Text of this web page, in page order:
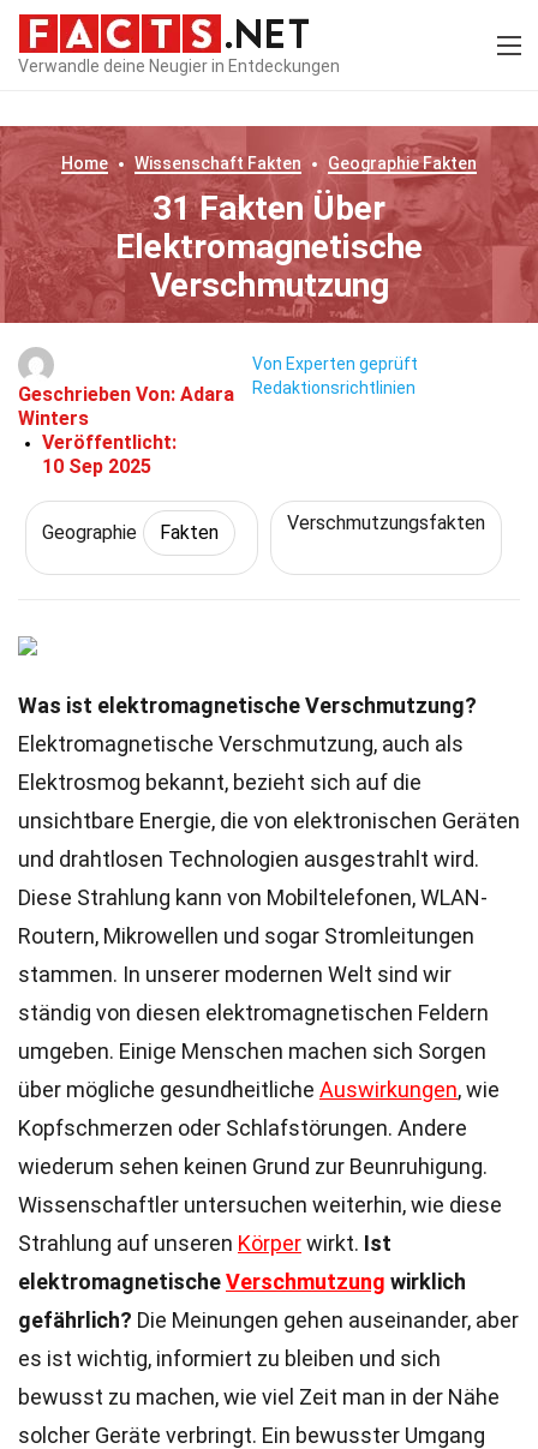
Verwandle deine Neugier in Entdeckungen
Home Wissenschaft Fakten GeographieFakten
31 Fakten Über
Elektromagnetische
Verschmutzung
Geschrieben Von: Adara
Winters
Veröffentlicht:
10 Sep 2025
Von Experten geprüft
Redaktionsrichtlinien
Geographie Fakten Verschmutzungsfakten
Was ist elektromagnetische Verschmutzung?
Elektromagnetische Verschmutzung, auch als
Elektrosmog bekannt, bezieht sich auf die
unsichtbare Energie, die von elektronischen Geräten
und drahtlosen Technologien ausgestrahlt wird.
Diese Strahlung kann von Mobiltelefonen, WLAN-
Routern, Mikrowellen und sogar Stromleitungen
stammen. In unserer modernen Welt sind wir
ständig von diesen elektromagnetischen Feldern
umgeben. Einige Menschen machen sich Sorgen
über mögliche gesundheitliche Auswirkungen, wie
Kopfschmerzen oder Schlafstörungen. Andere
wiederum sehen keinen Grund zur Beunruhigung.
Wissenschaftler untersuchen weiterhin, wie diese
Strahlung auf unseren Körperwirkt. Ist
elektromagnetischeVerschmutzung wirklich
gefährlich? Die Meinungen gehen auseinander, aber
es ist wichtig, informiert zu bleiben und sich
bewusst zu machen, wie viel Zeit man in der Nähe
solcher Geräte verbringt. Ein bewusster Umgang